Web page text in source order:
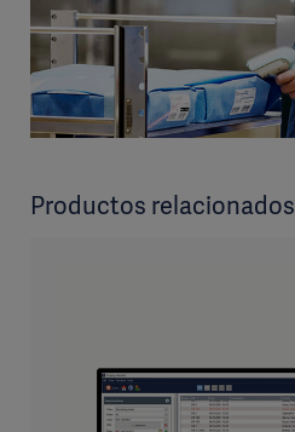
Productos relacionados